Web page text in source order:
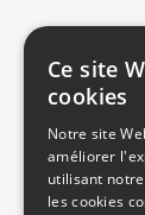
Ce site
cookies
Notre site
améliorer
utilisant
les cookies